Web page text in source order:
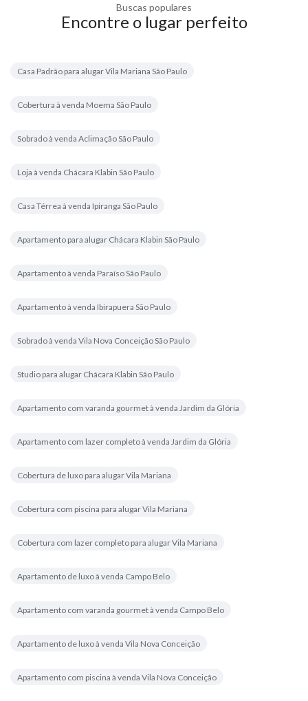
Buscas populares
Encontre o lugar perfeito
Casa Padrão para alugar Vila Mariana São Paulo
Cobertura à venda Moema São Paulo
Sobrado à venda Aclimação São Paulo
Loja à venda Chácara Klabin São Paulo
Casa Térrea à venda Ipiranga São Paulo
Apartamento para alugar Chácara Klabin São Paulo
Apartamento à venda Paraíso São Paulo
Apartamento à venda Ibirapuera São Paulo
Sobrado à venda Vila Nova Conceição São Paulo
Studio para alugar Chácara Klabin São Paulo
Apartamento com varanda gourmet à venda Jardim da Glória
Apartamento com lazer completo à venda Jardim da Glória
Cobertura de luxo para alugar Vila Mariana
Cobertura com piscina para alugar Vila Mariana
Cobertura com lazer completo para alugar Vila Mariana
Apartamento de luxo à venda Campo Belo
Apartamento com varanda gourmet à venda Campo Belo
Apartamento de luxo à venda Vila Nova Conceição
Apartamento com piscina à venda Vila Nova Conceição